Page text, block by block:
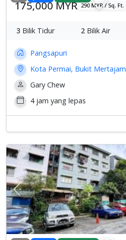
175,000 MYR 290 MYR / Sq. Ft.
3 Bilik Tidur 2 Bilik Air
Pangsapuri
Kota Permai, Bukit Mertajam
Gary Chew
4 jam yang lepas
Previous